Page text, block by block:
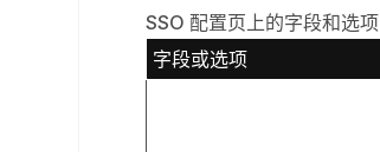
SSO 配置页上的字段和选项
字段或选项